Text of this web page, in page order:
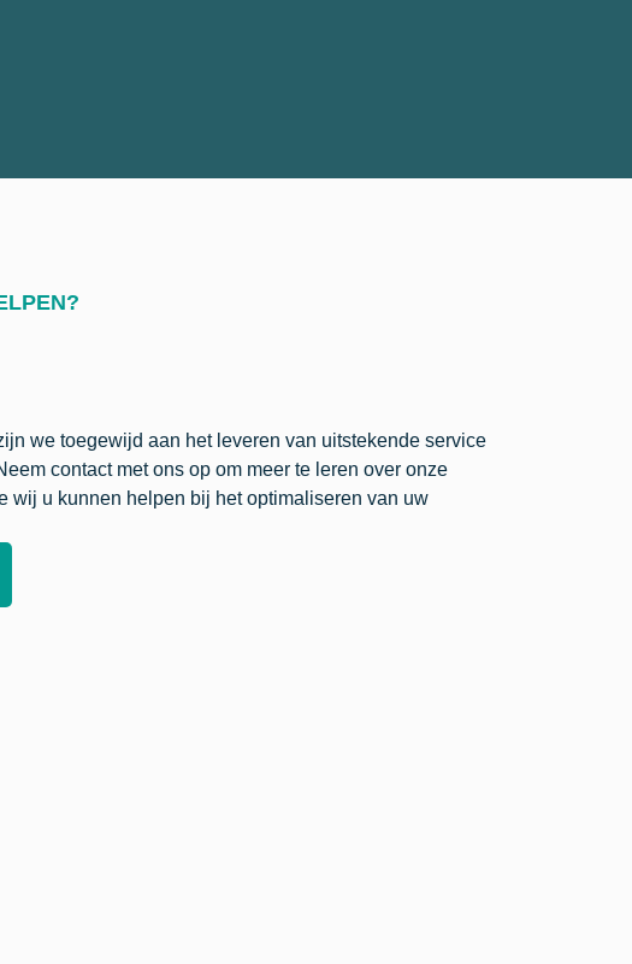
we toegewijd aan het leveren van uitstekende service
contact met ons op om meer te leren over onze
wij u kunnen helpen bij het optimaliseren van uw